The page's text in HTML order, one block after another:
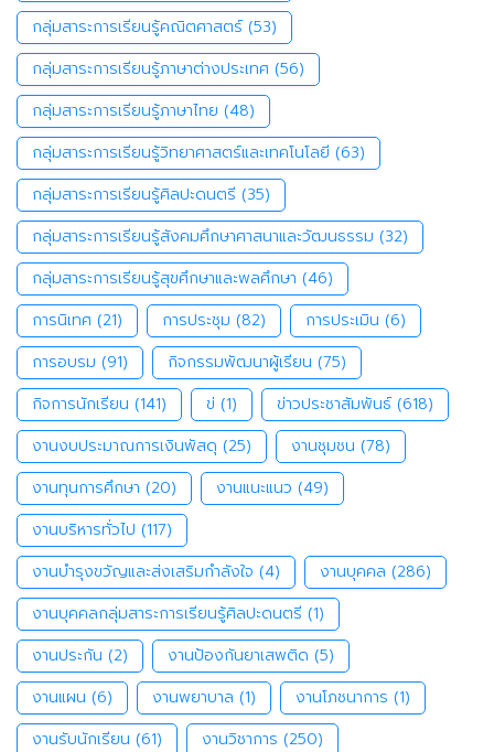
กลุ่มสาระการเรียนรู้คณิตศาสตร์ (53)
กลุ่มสาระการเรียนรู้ภาษาต่างประเทศ (56)
กลุ่มสาระการเรียนรู้ภาษาไทย (48)
กลุ่มสาระการเรียนรู้วิทยาศาสตร์และเทคโนโลยี (63)
กลุ่มสาระการเรียนรู้ศิลปะดนตรี (35)
กลุ่มสาระการเรียนรู้สังคมศึกษาศาสนาและวัฒนธรรม (32)
กลุ่มสาระการเรียนรู้สุขศึกษาและพลศึกษา (46)
การนิเทศ (21) การประชุม (82) การประเมิน (6)
การอบรม (91) กิจกรรมพัฒนาผู้เรียน (75)
กิจการนักเรียน (141) ข่ (1) ข่าวประชาสัมพันธ์ (618)
งานงบประมาณการเงินพัสดุ (25) งานชุมชน (78)
งานทุนการศึกษา (20) งานแนะแนว (49)
งานบริหารทั่วไป (117)
งานบำรุงขวัญและส่งเสริมกำลังใจ (4) งานบุคคล (286)
งานบุคคลกลุ่มสาระการเรียนรู้ศิลปะดนตรี (1)
งานประกัน (2) งานป้องกันยาเสพติด (5)
งานแผน (6) งานพยาบาล (1) งานโภชนาการ (1)
งานรับนักเรียน (61) งานวิชาการ (250)